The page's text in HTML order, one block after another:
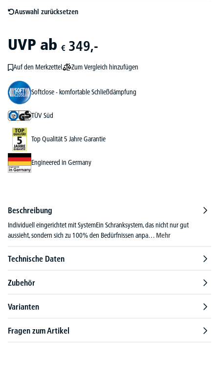
Auswahl zurücksetzen
UVP ab € 349,-
Auf den Merkzettel Zum Vergleich hinzufügen
Softclose - komfortable Schließdämpfung
TÜV Süd
Top Qualität 5 Jahre Garantie
Engineered in Germany
Beschreibung
Individuell eingerichtet mit SystemEin Schranksystem, das nicht nur gut
aussieht, sondern sich zu 100% den Bedürfnissen anpa… Mehr
Technische Daten
Zubehör
Varianten
Fragen zum Artikel